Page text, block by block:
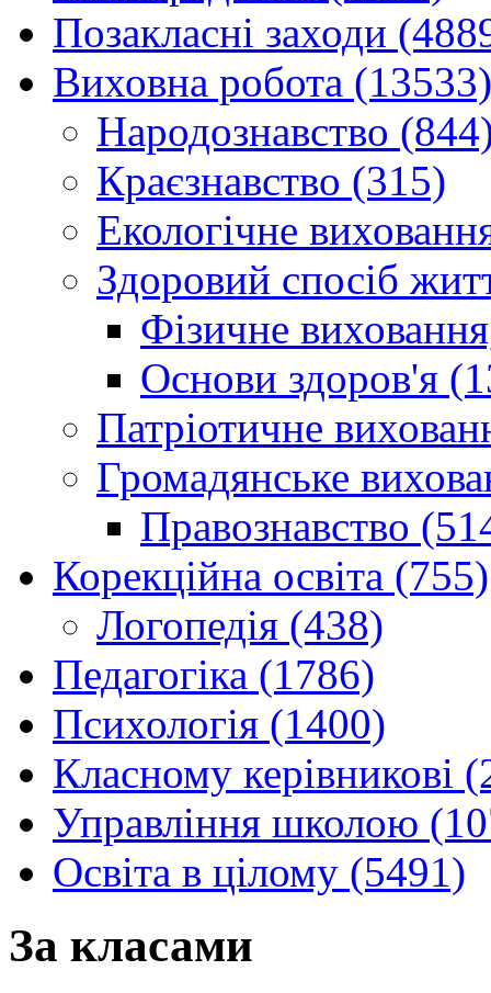
Позакласні заходи
Виховна робота (13533)
Народознавство
Краєзнавство (315)
Екологічне
Здоровий спосіб
Фізичне
Основи здоров'я
Патріотичне
Громадянське
Правознавство
Корекційна освіта (755)
Логопедія (438)
Педагогіка (1786)
Психологія (1400)
Класному керівникові
Управління школою
Освіта в цілому (5491)
За класами